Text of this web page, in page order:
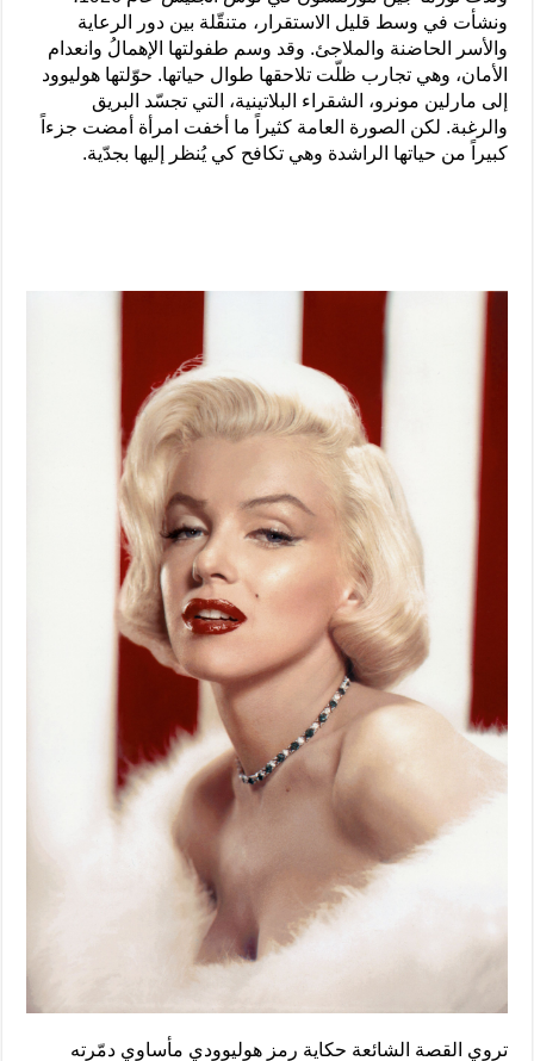
ونشأت في وسط قليل الاستقرار، متنقّلة بين دور الرعاية
والأسر الحاضنة والملاجئ. وقد وسم طفولتها الإهمالُ وانعدام
الأمان، وهي تجارب ظلّت تلاحقها طوال حياتها. حوّلتها هوليوود
إلى مارلين مونرو، الشقراء البلاتينية، التي تجسّد البريق
والرغبة. لكن الصورة العامة كثيراً ما أخفت امرأة أمضت جزءاً
كبيراً من حياتها الراشدة وهي تكافح كي يُنظر إليها بجدّية.
تروي القصة الشائعة حكاية رمز هوليوودي مأساوي دمّرته